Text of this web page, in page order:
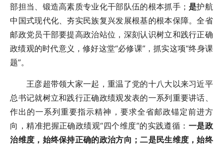
部担当、锻造高素质专业化干部队伍的根本抓手； 是护航
中国式现代化、夯实民族复兴发展根基的根本保障。全省
邮政党员干部要提高政治站位，深刻认识树立和践行正确
政绩观的时代意义，修好这堂“必修课”，抓实这项“终身课
题”。
王彦超带领大家一起，重温了党的十八大以来习近平
总书记就树立和践行正确政绩观发表的一系列重要讲话、
作出的一系列重要指示精神，要求全省邮政锚定前进方
向，精准把握正确政绩观“四个维度”的实践遵循： 一是政
治维度，始终保持正确的政治方向；二是民生维度，始终